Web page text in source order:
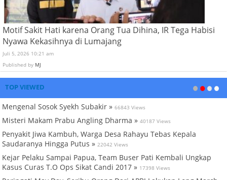
Motif Sakit Hati karena Orang Tua Dihina, IR Tega Habisi
Nyawa Kekasihnya di Lumajang
Juli 5, 2026 10:21 am
Published by MJ
TOP VIEWED
Mengenal Sosok Syekh Subakir » 66843 Views
Misteri Makam Prabu Angling Dharma » 40187 Views
Penyakit Jiwa Kambuh, Warga Desa Rahayu Tebas Kepala
Saudaranya Hingga Putus » 22042 Views
Kejar Pelaku Sampai Papua, Team Buser Pati Kembali Ungkap
Kasus Curas T.O Ops Sikat Candi 2017 » 17398 Views